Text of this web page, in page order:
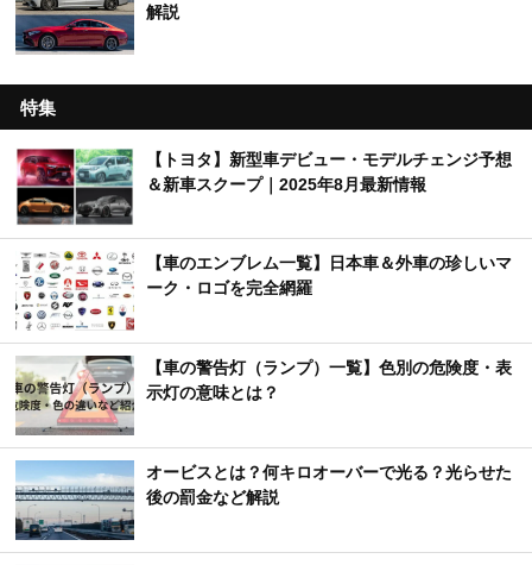
解説
特集
【トヨタ】新型車デビュー・モデルチェンジ予想
＆新車スクープ｜2025年8月最新情報
【車のエンブレム一覧】日本車＆外車の珍しいマ
ーク・ロゴを完全網羅
【車の警告灯（ランプ）一覧】色別の危険度・表
示灯の意味とは？
オービスとは？何キロオーバーで光る？光らせた
後の罰金など解説